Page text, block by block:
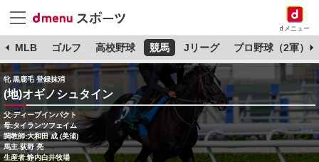
dメニュー
MLB ゴルフ 高校野球 競馬 Jリーグ プロ野球（2軍）
牝 黒鹿毛 登録抹消
(地)オギノシュタイン
父:ディープインパクト
母:タイランツフェイム
調教師:大和田 成 (美浦)
馬主:荻野 亮
生産者:静内白井牧場